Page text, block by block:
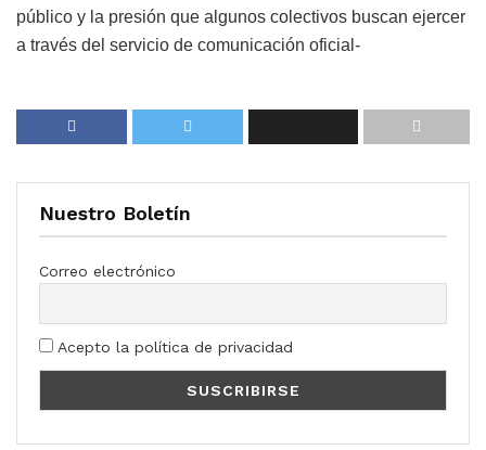
público y la presión que algunos colectivos buscan ejercer
a través del servicio de comunicación oficial-
Nuestro Boletín
Correo electrónico
Acepto la política de privacidad